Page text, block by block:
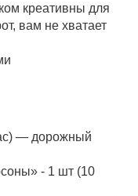
креативны для
вам не хватает
— дорожный
- 1 шт (10